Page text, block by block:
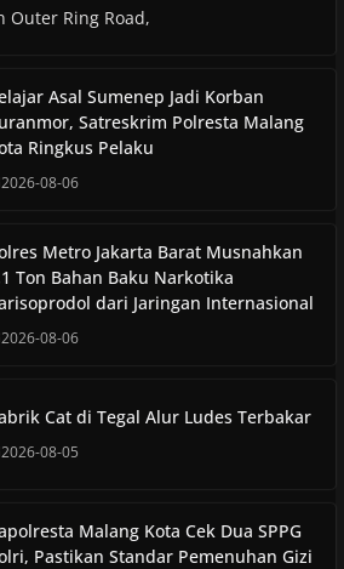
Outer Ring Road,
Asal Sumenep Jadi Korban
Satreskrim Polresta Malang
Ringkus Pelaku
2026-08-06
Metro Jakarta Barat Musnahkan
Ton Bahan Baku Narkotika
dari Jaringan Internasional
2026-08-06
Cat di Tegal Alur Ludes Terbakar
2026-08-05
Malang Kota Cek Dua SPPG
Pastikan Standar Pemenuhan Gizi